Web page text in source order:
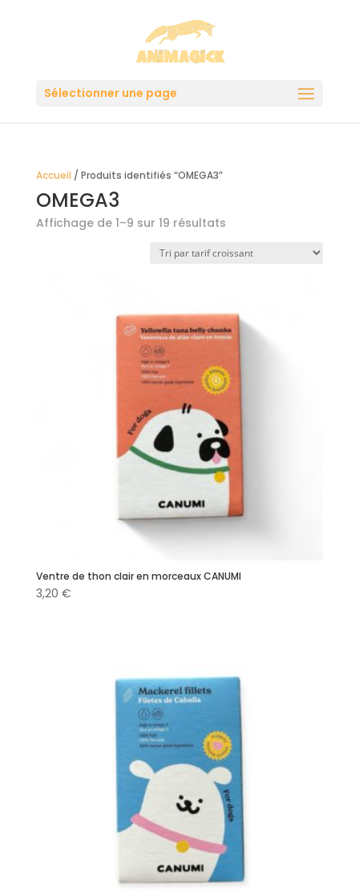
Sélectionner une page
Accueil / Produits identifiés “OMEGA3”
OMEGA3
Affichage de 1–9 sur 19 résultatsTrié
prix
Ventre de thon clair en morceaux CANUMI
3,20 €